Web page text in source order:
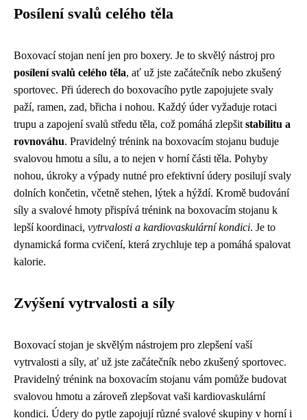
Posílení svalů celého těla
Boxovací stojan není jen pro boxery. Je to skvělý nástroj pro
posílení svalů celého těla, ať už jste začátečník nebo zkušený
sportovec. Při úderech do boxovacího pytle zapojujete svaly
paží, ramen, zad, břicha i nohou. Každý úder vyžaduje rotaci
trupu a zapojení svalů středu těla, což pomáhá zlepšit stabilitu a
rovnováhu. Pravidelný trénink na boxovacím stojanu buduje
svalovou hmotu a sílu, a to nejen v horní části těla. Pohyby
nohou, úkroky a výpady nutné pro efektivní údery posilují svaly
dolních končetin, včetně stehen, lýtek a hýždí. Kromě budování
síly a svalové hmoty přispívá trénink na boxovacím stojanu k
lepší koordinaci, vytrvalosti a kardiovaskulární kondici. Je to
dynamická forma cvičení, která zrychluje tep a pomáhá spalovat
kalorie.
Zvýšení vytrvalosti a síly
Boxovací stojan je skvělým nástrojem pro zlepšení vaší
vytrvalosti a síly, ať už jste začátečník nebo zkušený sportovec.
Pravidelný trénink na boxovacím stojanu vám pomůže budovat
svalovou hmotu a zároveň zlepšovat vaši kardiovaskulární
kondici. Údery do pytle zapojují různé svalové skupiny v horní i